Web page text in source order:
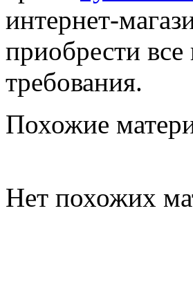
интернет-
приобрести
требования.
Похожие
Нет похожих